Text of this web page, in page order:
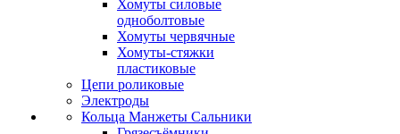
Хомуты силовые
одноболтовые
Хомуты червячные
Хомуты-стяжки
пластиковые
Цепи роликовые
Электроды
Кольца Манжеты Сальники